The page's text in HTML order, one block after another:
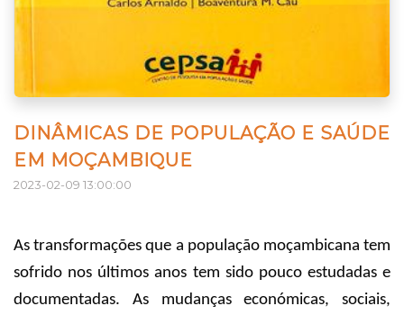
DINÂMICAS DE POPULAÇÃO E SAÚDE
EM MOÇAMBIQUE
2023-02-09 13:00:00
As transformações que a população moçambicana tem
sofrido nos últimos anos tem sido pouco estudadas e
documentadas. As mudanças económicas, sociais,